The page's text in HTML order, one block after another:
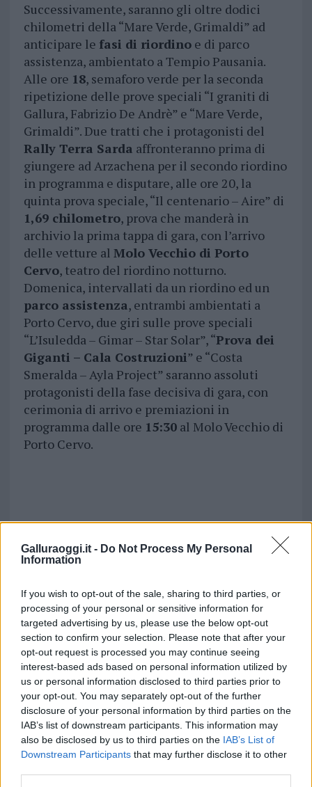
Galluraoggi.it - Do Not Process My Personal
Information
If you wish to opt-out of the sale, sharing to third parties, or
processing of your personal or sensitive information for
targeted advertising by us, please use the below opt-out
section to confirm your selection. Please note that after your
opt-out request is processed you may continue seeing
interest-based ads based on personal information utilized by
us or personal information disclosed to third parties prior to
your opt-out. You may separately opt-out of the further
disclosure of your personal information by third parties on the
IAB’s list of downstream participants. This information may
also be disclosed by us to third parties on the IAB’s List of
Downstream Participants that may further disclose it to other
Successivamente, saranno gli oltre dodici
chilometri della “Mare Verde, Grimaldi” ad
anticipare le fasi di riordinoe di parco
assistenza, ambientato a Tempio Pausania.
Alle ore 18, semaforo verde per la seconda
ripetizione delle prove speciali “I graniti di
Gallura, Fabrizio De Andrè” e “Mare Verde,
Grimaldi”. Due tratti che i protagonisti del
Rally Terra Sarda affronteranno prima di
giungere ad Arzachena per il secondo riordino
in programma e disputare, alle ore 20, la
quinta prova speciale, “Il centenario – Aire” di
1,69 chilometro, prova che manderà in
archivio la prima tappa di gara, con l’arrivo
delle vetture al Molo Vecchio di Porto
Cervo, teatro del riordino notturno.
Domenica, intervallati da un riordino ed un
parco assistenza, entrambi ambientati a
Porto Cervo, due giri sulle prove speciali
“L’Isuledda – Gimar – Star Solar”, “Prova dei
Giganti – Cala Costruzioni” e “Costa
Smeralda – Ayla Project” saranno assoluti
protagonisti della fase decisiva di gara, con
cerimonia di arrivo e premiazioni in
programma dalle ore 15:30al Molo Vecchio di
Porto Cervo.